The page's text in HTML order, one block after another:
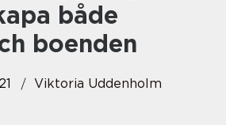
både
boenden
Viktoria Uddenholm